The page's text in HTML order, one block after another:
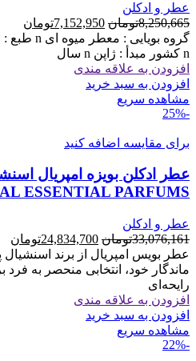
عطر و ادکلن
8,250,665تومان قیمت
اصلی
بود.
7,152,950تومان
n کشور مبدأ : ژاپن n سال
افزودن به علاقه مندی
افزودن به سبد خرید
مشاهده سریع
-25%
برای مقایسه اضافه کنید
ESSENTIAL PARFUMS
عطر و ادکلن
33,076,161تومان قیمت
اصلی
33,076,161تومان
24,834,700تومان
عطر بویس امپریال از برند
ماندگار خود، انتخابی منحصر به
رایحه‌ای
افزودن به علاقه مندی
افزودن به سبد خرید
مشاهده سریع
-22%